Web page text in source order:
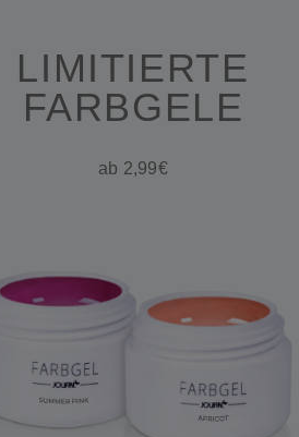
LIMITIERTE
FARBGELE
ab 2,99€